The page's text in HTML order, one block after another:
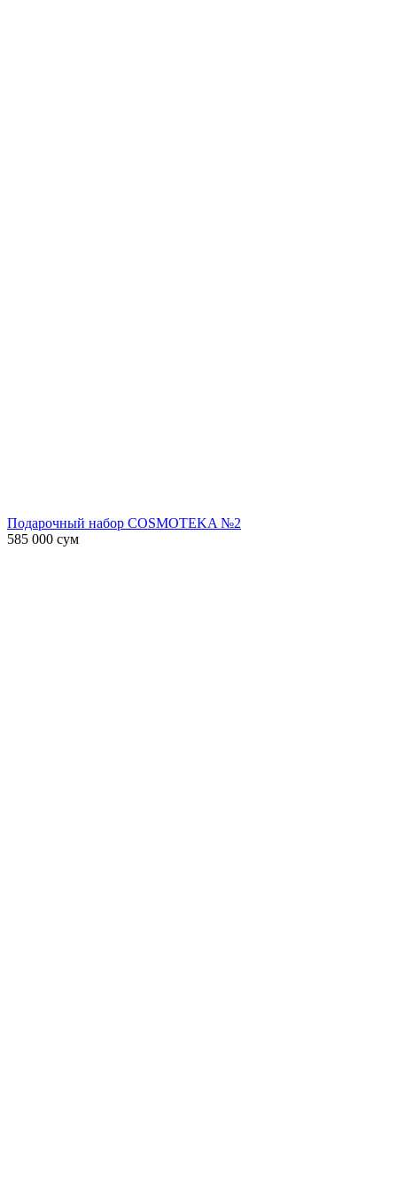
Подарочный набор COSMOTEKA №2
585 000 сум